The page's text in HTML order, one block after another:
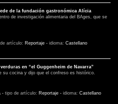
de la fundación gastronómica Alícia
de investigación alimentaria del BAges, que se
artículo: Reportaje - idioma: Castellano
en “el Guggenheim de Navarra”
su cocina y dijo que el confreso es histórico.
- tipo de artículo: Reportaje - idioma: Castellano